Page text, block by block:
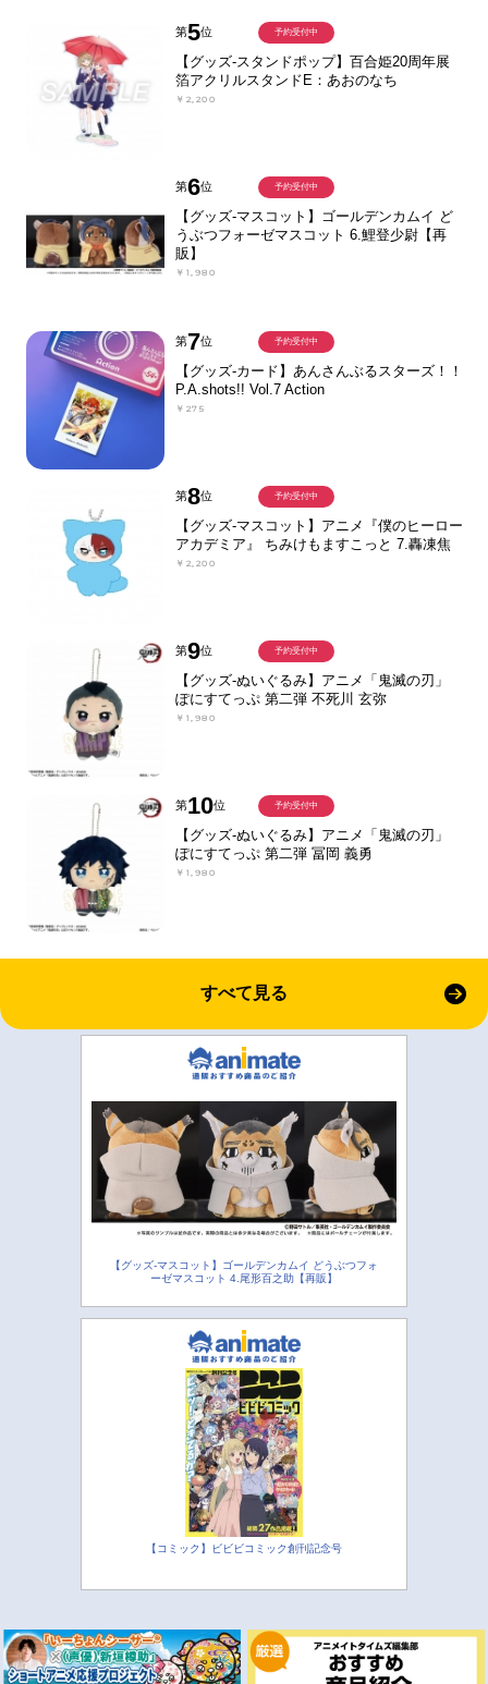
第5位
【グッズ-スタンドポップ】百合姫20周年展
箔アクリルスタンドE：あおのなち
￥2,200
予約受付中
第6位
【グッズ-マスコット】ゴールデンカムイ ど
うぶつフォーゼマスコット 6.鯉登少尉【再
販】
￥1,980
予約受付中
第7位
【グッズ-カード】あんさんぶるスターズ！！
P.A.shots!! Vol.7 Action
￥275
予約受付中
第8位
【グッズ-マスコット】アニメ『僕のヒーロー
アカデミア』 ちみけもますこっと 7.轟凍焦
￥2,200
予約受付中
第9位
【グッズ-ぬいぐるみ】アニメ「鬼滅の刃」
ぽにすてっぷ 第二弾 不死川 玄弥
￥1,980
予約受付中
第10位
【グッズ-ぬいぐるみ】アニメ「鬼滅の刃」
ぽにすてっぷ 第二弾 冨岡 義勇
￥1,980
予約受付中
すべて見る
【グッズ-マスコット】ゴールデンカムイ どうぶつフォ
ーゼマスコット 4.尾形百之助【再販】
【コミック】ビビビコミック創刊記念号